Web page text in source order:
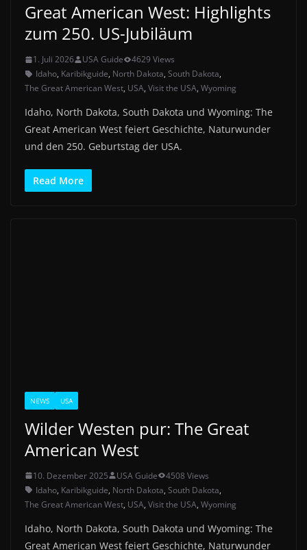
Great American West: Highlights
zum 250. US-Jubiläum
1. Juli 2026 USA Guide
4629 Views
Idaho, Karibikguide, North Dakota, South Dakota,
The Great American West, USA, Visit the USA, Wyoming
Idaho, North Dakota, South Dakota und Wyoming: The
Great American West feiert Geschichte, Naturwunder
und den 250. Geburtstag der USA.
Read More
NEWS USA
Wilder Westen pur: The Great
American West
10. Dezember 2025 USA Guide
4508 Views
Idaho, Karibikguide, North Dakota, South Dakota,
The Great American West, USA, Visit the USA, Wyoming
Idaho, North Dakota, South Dakota und Wyoming: The
Great American West feiert Geschichte, Naturwunder